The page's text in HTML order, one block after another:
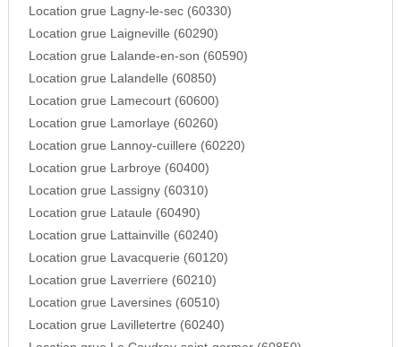
Location grue Lagny-le-sec (60330)
Location grue Laigneville (60290)
Location grue Lalande-en-son (60590)
Location grue Lalandelle (60850)
Location grue Lamecourt (60600)
Location grue Lamorlaye (60260)
Location grue Lannoy-cuillere (60220)
Location grue Larbroye (60400)
Location grue Lassigny (60310)
Location grue Lataule (60490)
Location grue Lattainville (60240)
Location grue Lavacquerie (60120)
Location grue Laverriere (60210)
Location grue Laversines (60510)
Location grue Lavilletertre (60240)